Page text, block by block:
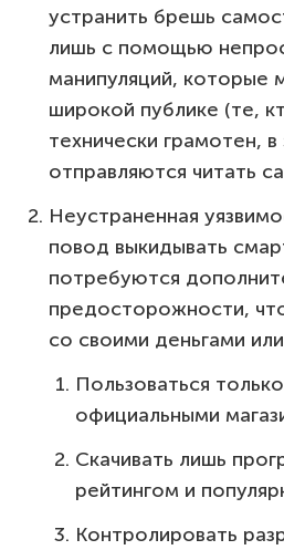
устранить брешь
лишь с помощью
манипуляций, которые
широкой публике (те,
технически грамотен,
отправляются читать
Неустраненная
повод выкидывать
потребуются
предосторожности,
со своими деньгами
Пользоваться
официальными
Скачивать лишь
рейтингом и
Контролировать